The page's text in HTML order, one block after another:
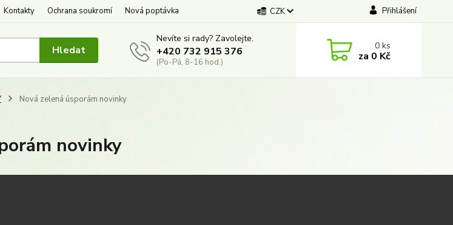
Kontakty Ochrana soukromí Nová poptávka CZK Přihlášení
Hledat
Nevíte si rady? Zavolejte.
+420 732 915 376
(Po-Pá, 8-16 hod.)
0ks
za 0 Kč
Nová zelená úsporám novinky
novinky